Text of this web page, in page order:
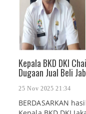
Kepala BKD DKI
Dugaan Jual Beli
25 Nov 2025 21:34
BERDASARKAN